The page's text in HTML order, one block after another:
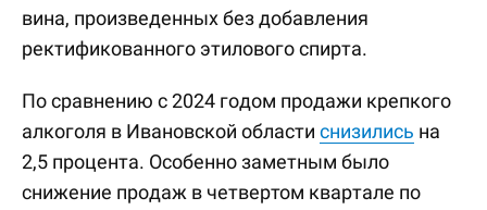
вина, произведенных без добавления
ректификованного этилового спирта.
По сравнению с 2024 годом продажи крепкого
алкоголя в Ивановской области снизились на
2,5 процента. Особенно заметным было
снижение продаж в четвертом квартале по